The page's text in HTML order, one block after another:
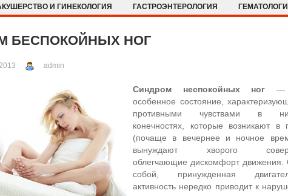
И ГИНЕКОЛОГИЯ ГАСТРОЭНТЕРОЛОГИЯ
ИНФЕКЦИОННЫЕ
ПЕДИАТРИЯ
И НЕФРОЛОГИЯ
СЕКСОЛОГИЯ СТОМАТОЛОГИЯ
ЭКСТРЕННАЯ МЕДИЦИНА ЭНДОКРИНОЛОГИЯ
БЕСПОКОЙНЫХ НОГ
admin
Синдром неспокойных ног —
особенное состояние,
противными чувствами в
конечностях, которые возникают в
(почаще в вечернее и ночное
вынуждают хворого
облегчающие дискомфорт движения.
собой, принужденная
активность нередко приводит к